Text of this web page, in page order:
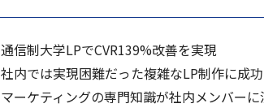
通信制大学LPでCVR139%改善を実現
社内では実現困難だった複雑なLP制作に成功
マーケティングの専門知識が社内メンバーに